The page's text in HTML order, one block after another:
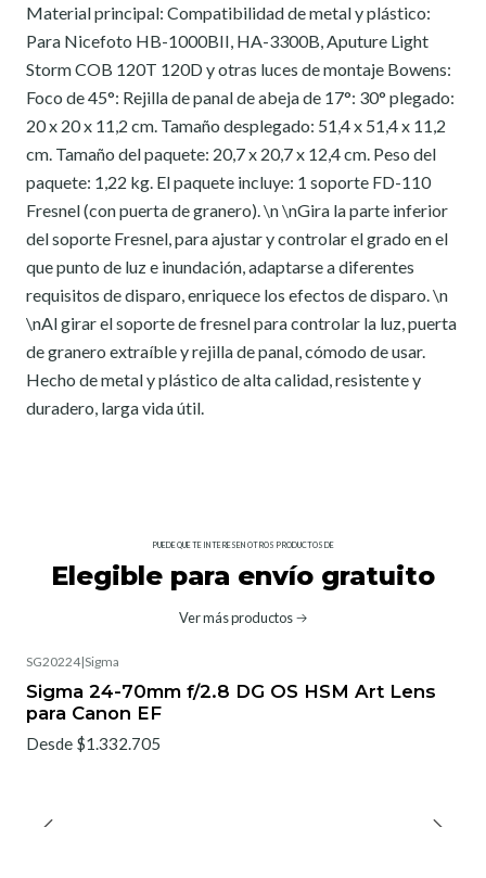
Material principal: Compatibilidad de metal y plástico:
Para Nicefoto HB-1000BII, HA-3300B, Aputure Light
Storm COB 120T 120D y otras luces de montaje Bowens:
Foco de 45°: Rejilla de panal de abeja de 17°: 30° plegado:
20 x 20 x 11,2 cm. Tamaño desplegado: 51,4 x 51,4 x 11,2
cm. Tamaño del paquete: 20,7 x 20,7 x 12,4 cm. Peso del
paquete: 1,22 kg. El paquete incluye: 1 soporte FD-110
Fresnel (con puerta de granero). \n \nGira la parte inferior
del soporte Fresnel, para ajustar y controlar el grado en el
que punto de luz e inundación, adaptarse a diferentes
requisitos de disparo, enriquece los efectos de disparo. \n
\nAl girar el soporte de fresnel para controlar la luz, puerta
de granero extraíble y rejilla de panal, cómodo de usar.
Hecho de metal y plástico de alta calidad, resistente y
duradero, larga vida útil.
PUEDE QUE TE INTERESEN OTROS PRODUCTOS DE
Elegible para envío gratuito
Ver más productos
SG20224|Sigma
Sigma 24-70mm f/2.8 DG OS HSM Art Lens
para Canon EF
Desde $1.332.705